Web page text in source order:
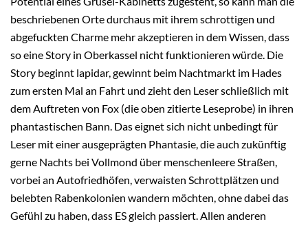
beschriebenen Orte durchaus mit ihrem schrottigen und
abgefuckten Charme mehr akzeptieren in dem Wissen, dass
so eine Story in Oberkassel nicht funktionieren würde. Die
Story beginnt lapidar, gewinnt beim Nachtmarkt im Hades
zum ersten Mal an Fahrt und zieht den Leser schließlich mit
dem Auftreten von Fox (die oben zitierte Leseprobe) in ihren
phantastischen Bann. Das eignet sich nicht unbedingt für
Leser mit einer ausgeprägten Phantasie, die auch zukünftig
gerne Nachts bei Vollmond über menschenleere Straßen,
vorbei an Autofriedhöfen, verwaisten Schrottplätzen und
belebten Rabenkolonien wandern möchten, ohne dabei das
Gefühl zu haben, dass ES gleich passiert. Allen anderen